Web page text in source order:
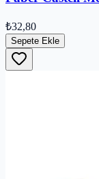
₺32,80
Sepete Ekle